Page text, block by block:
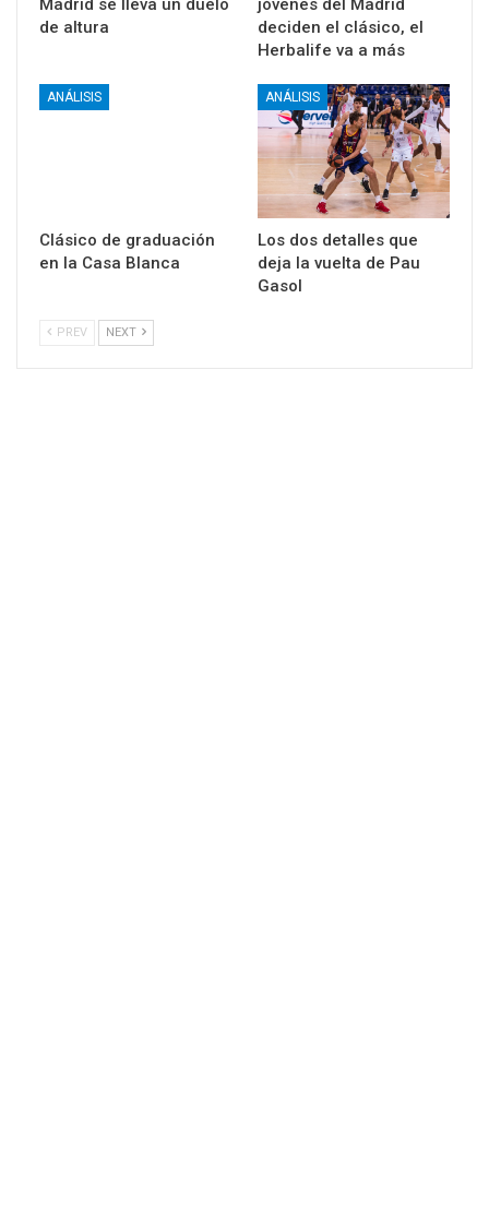
Madrid se lleva un duelo
de altura
jóvenes del Madrid
deciden el clásico, el
Herbalife va a más
ANÁLISIS
Clásico de graduación
en la Casa Blanca
ANÁLISIS
Los dos detalles que
deja la vuelta de Pau
Gasol
PREV NEXT